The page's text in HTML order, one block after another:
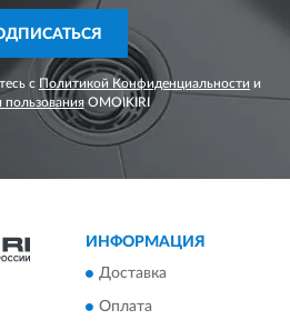
с Политикой Конфиденциальности и
OMOIKIRI
ИНФОРМАЦИЯ
Доставка
Оплата